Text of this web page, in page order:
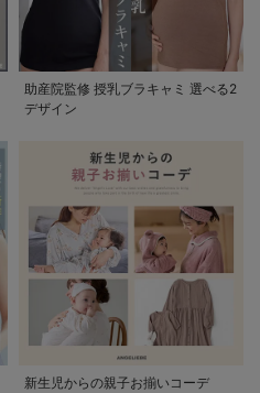
助産院監修 授乳ブラキャミ 選べる2
デザイン
新生児からの親子お揃いコーデ